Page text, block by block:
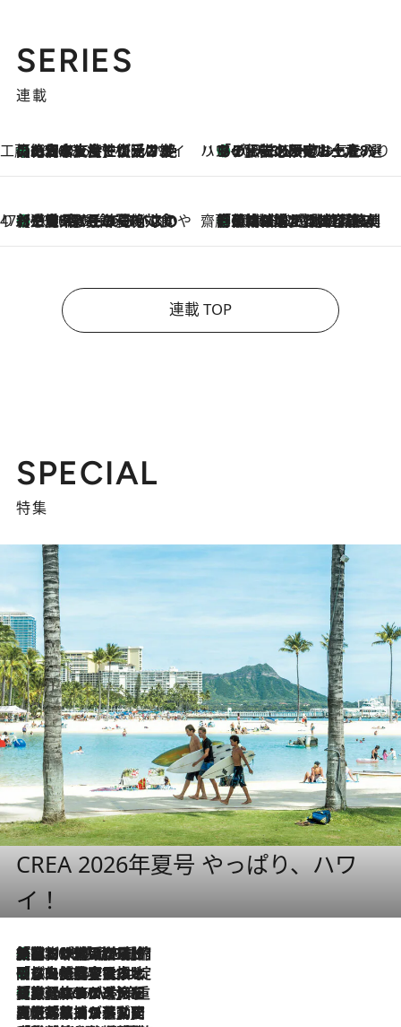
SERIES
連載
工藤まやのおもてなしハワイ
2026.8.6
【ハワイ土産】ローカルの絶大な支持で復活！ 絶品の幻クッキー《元ファンの日本人女性が受け継いだ名店》 ハワイ賢者 リサのお気に入りリスト2026.8.6
あの伝説の限定トートも！ リニューアルした「ディーン＆デルーカ ハワイ」で必須のお土産8選
47都道府県の手みやげ ひんやりスイーツで夏を満喫
2026.8.6
【三重県】この夏絶対食べたい 冷やしておいしいおやつ3選 お餅×アイスの新感覚スイーツ 齋藤 薫 美容脳ルネサンス
2026.8.6
「荷物が増えるほど旅ストレスは増す」美容ジャーナリストがたどり着いた最終結論。“化粧品を劇的に減らす”感動の凝縮美容とは
連載 TOP
SPECIAL
特集
CREA 2026年夏号 やっぱり、ハワ
イ！
2026.8.6
「荷物が増えるほど旅ストレスは増す」美容ジャーナリストがたどり着いた最終結論。“化粧品を劇的に減らす”感動の凝縮美容とは
2026.8.6
「旅先には金髪ウィッグを持参」日本と同じメイクでは損してる!? 美容ジャーナリストが提案する“掟破りの旅美容”とは
2026.8.6
【厳選旅コスメ】「身軽さ＆UV対策重視！」ヘアアーティストshucoが選んだ夏旅ベストコスメを発表【Mサイズジップ】
2026.8.5
【厳選旅コスメ】国内をあちこち移動する河井菜摘が選んだ夏旅ベストコスメ発表！「リラックスアイテムはマスト」【Mサイズジップ】